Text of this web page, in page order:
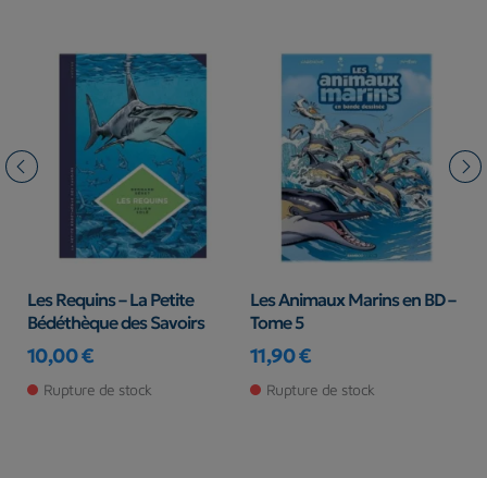
Les Requins – La Petite
Bédéthèque des Savoirs
Prix
10,00 €
Rupture de stock
Les Animaux Marins en BD –
Tome 5
Prix
11,90 €
Rupture de stock